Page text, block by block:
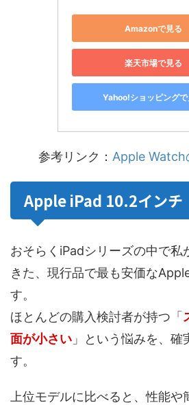
Amazonで見る
楽天市場で見る
Yahoo!ショッピングで
参考リンク： Apple Watch
Apple iPad 10.2インチ
おそらくiPadシリーズの中で私
きた、現行品で最も安価な
す。
ほとんどの購入検討者が持つ「
面が小さい 」という悩みを、確
す。
上位モデルに比べると、性能